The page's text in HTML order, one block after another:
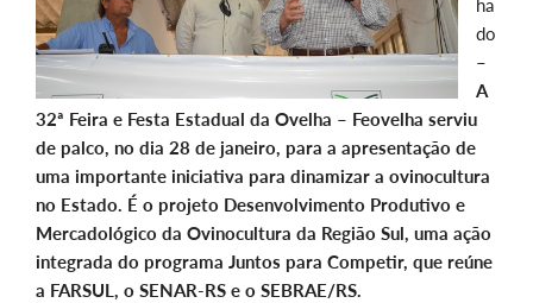
ha
do
–
A
32ª Feira e Festa Estadual da Ovelha – Feovelha serviu
de palco, no dia 28 de janeiro, para a apresentação de
uma importante iniciativa para dinamizar a ovinocultura
no Estado. É o projeto Desenvolvimento Produtivo e
Mercadológico da Ovinocultura da Região Sul, uma ação
integrada do programa Juntos para Competir, que reúne
a FARSUL, o SENAR-RS e o SEBRAE/RS.